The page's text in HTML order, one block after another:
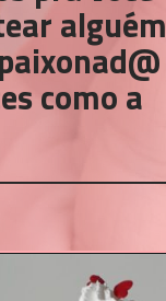
alguém
como a